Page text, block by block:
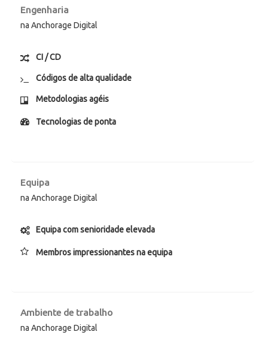
Engenharia
na Anchorage Digital
CI / CD
Códigos de alta qualidade
Metodologias agéis
Tecnologias de ponta
Equipa
na Anchorage Digital
Equipa com senioridade elevada
Membros impressionantes na equipa
Ambiente de trabalho
na Anchorage Digital